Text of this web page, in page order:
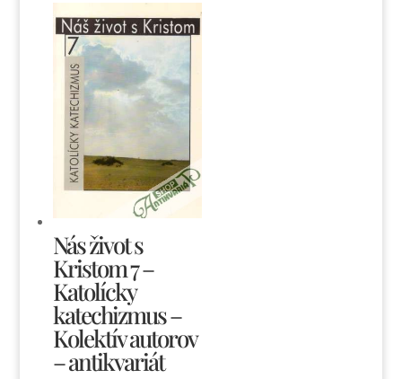
Nás život s
Kristom 7 –
Katolícky
katechizmus –
Kolektív autorov
– antikvariát